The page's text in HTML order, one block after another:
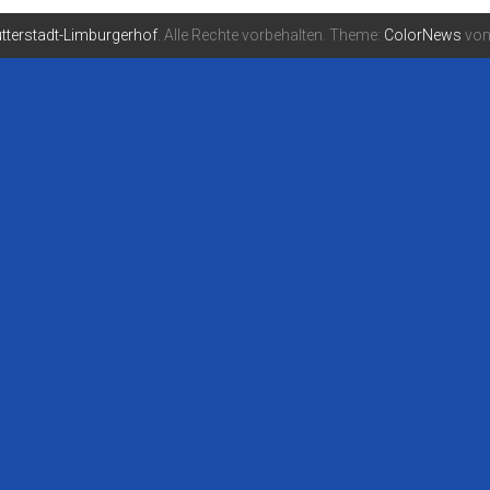
Limburgerhof. Alle Rechte vorbehalten. Theme: ColorNews